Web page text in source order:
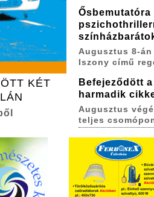
KÉT
Ősbemutatóra
Augusztus 8-
Iszony című
Befejeződött
harmadik
Augusztus
teljes